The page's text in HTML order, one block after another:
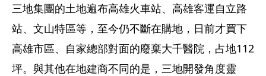
三地集團的土地遍布高雄火車站、高雄客運自立路
站、文山特區等，至今仍不斷在購地，日前才買下
高雄市區、自家總部對面的廢棄大千醫院，占地112
坪。與其他在地建商不同的是，三地開發角度靈